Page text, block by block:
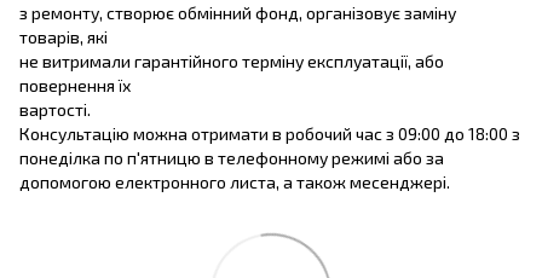
з ремонту, створює обмінний фонд, організовує заміну
товарів, які
не витримали гарантійного терміну експлуатації, або
повернення їх
вартості.
Консультацію можна отримати в робочий час з 09:00 до 18:00 з
понеділка по п'ятницю в телефонному режимі або за
допомогою електронного листа, а також месенджері.